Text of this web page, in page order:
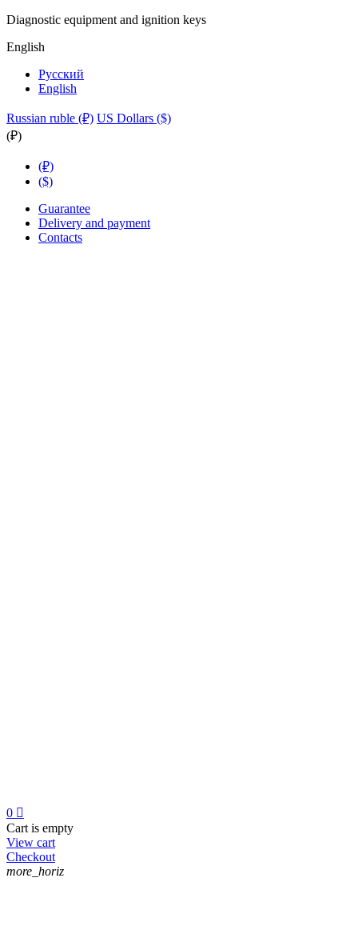
Diagnostic equipment and ignition keys
English
Русский
English
Russian ruble (₽) US Dollars ($)
(₽)
(₽)
($)
Guarantee
Delivery and payment
Contacts
0 
Cart is empty
View cart
Checkout
more_horiz